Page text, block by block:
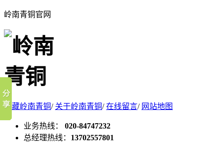
岭南青铜官网
收藏岭南青铜/ 关于岭南青铜/在线留言/ 网站地图
业务热线： 020-84747232
总经理热线： 13702557801